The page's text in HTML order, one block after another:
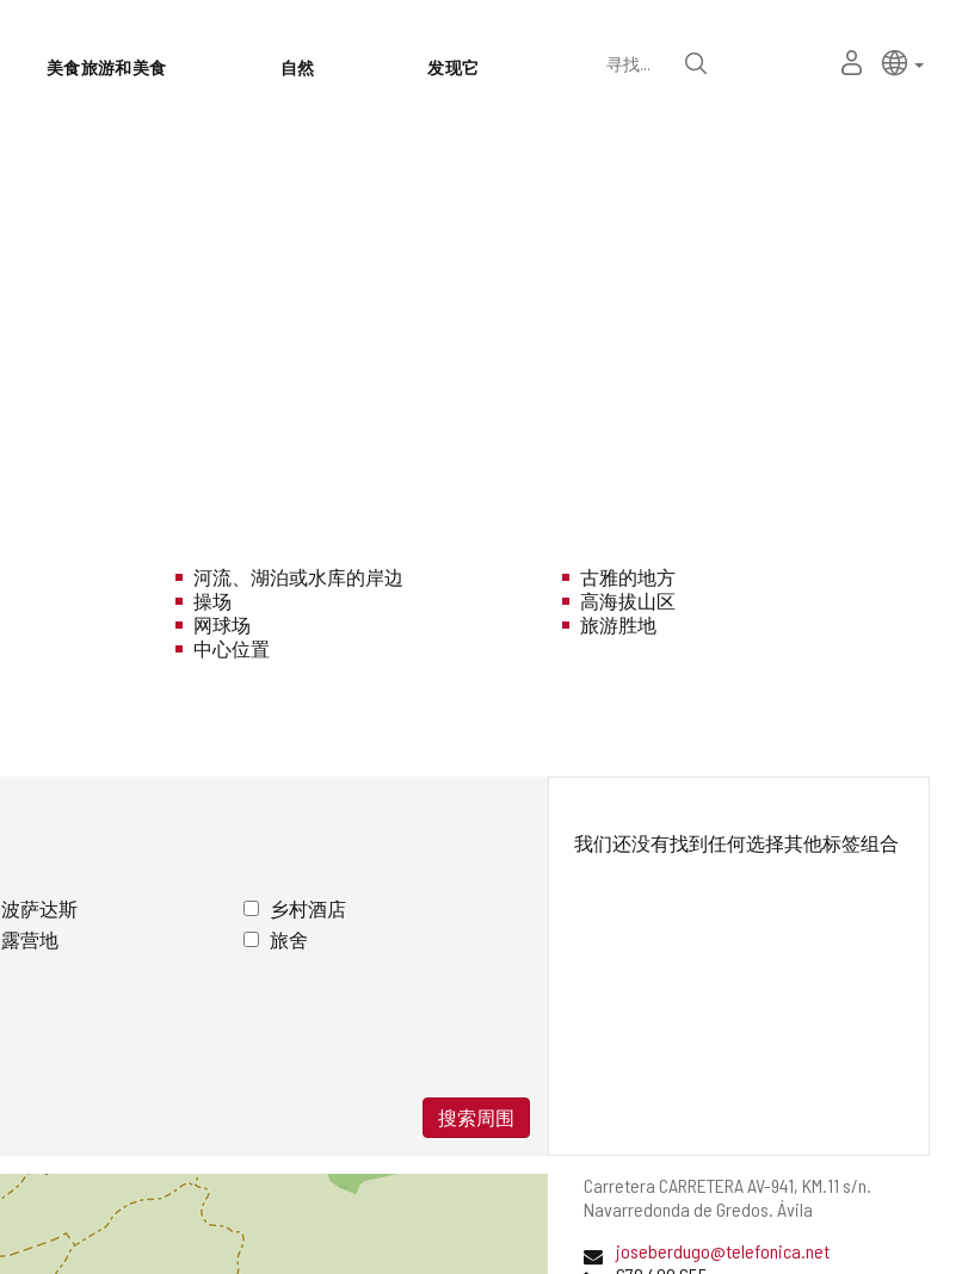
美食旅游和美食 自然 发现它 寻找
语
言
主动语
中文
河流、湖泊或水库的岸边
操场
网球场
中心位置
古雅的地方
高海拔山区
旅游胜地
邮
寄
址
Carretera CARRETERA AV-941, KM.11 s/n.
Navarredonda de Gredos. Ávila
电
joseberdugo@telefonica.net
波萨达斯
乡村酒店
露营地
旅舍
搜索周围
我们还没有找到任何选择其他标签组合